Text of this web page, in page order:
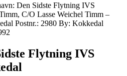
Den Sidste Flytning IVS
C/O Lasse Weichel Timm –
Postnr.: 2980 By: Kokkedal
Flytning IVS